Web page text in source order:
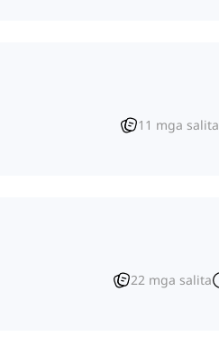
11 mga salita
22 mga salita